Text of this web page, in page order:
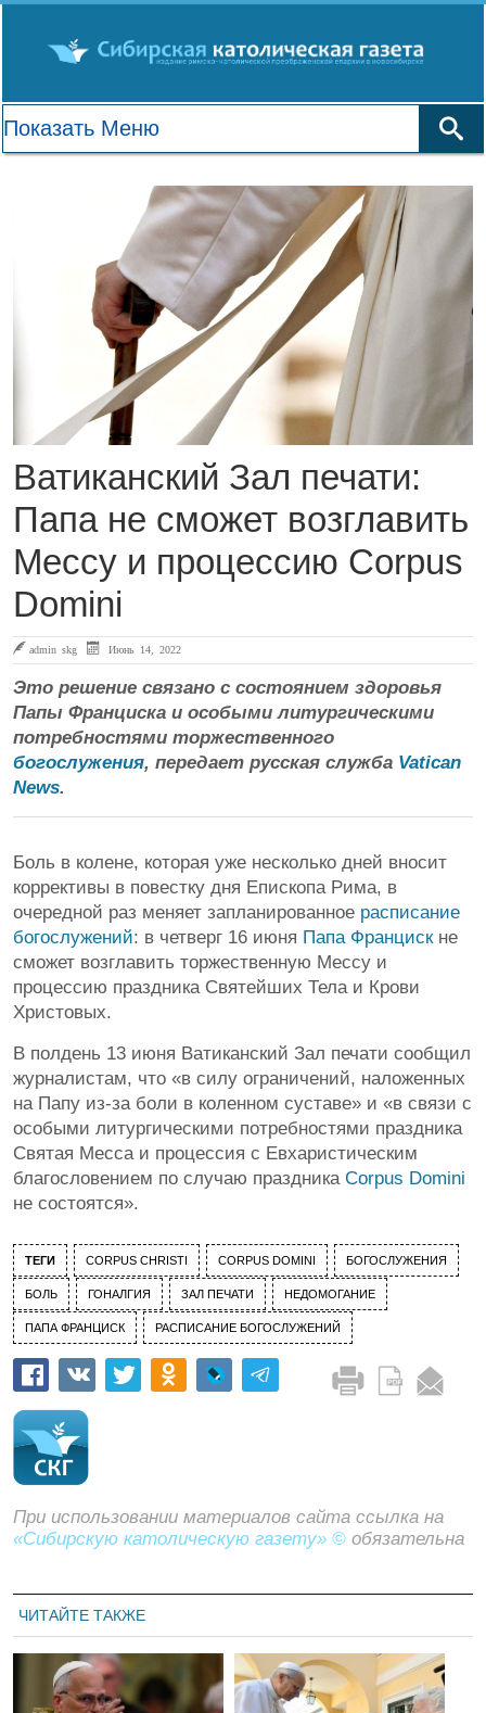
Ватиканский Зал печати:
Папа не сможет возглавить
Мессу и процессию Corpus
Domini
admin skg Июнь 14, 2022
Это решение связано с состоянием здоровья
Папы Франциска и особыми литургическими
потребностями торжественного
богослужения, передает русская служба Vatican
News.
Боль в колене, которая уже несколько дней вносит
коррективы в повестку дня Епископа Рима, в
очередной раз меняет запланированное расписание
богослужений: в четверг 16 июня Папа Францискне
сможет возглавить торжественную Мессу и
процессию праздника Святейших Тела и Крови
Христовых.
В полдень 13 июня Ватиканский Зал печати сообщил
журналистам, что «в силу ограничений, наложенных
на Папу из-за боли в коленном суставе» и «в связи с
особыми литургическими потребностями праздника
Святая Месса и процессия с Евхаристическим
благословением по случаю праздника Corpus Domini
не состоятся».
ТЕГИ CORPUS CHRISTI CORPUS DOMINI БОГОСЛУЖЕНИЯ
БОЛЬ ГОНАЛГИЯ ЗАЛ ПЕЧАТИ НЕДОМОГАНИЕ
ПАПА ФРАНЦИСК РАСПИСАНИЕ БОГОСЛУЖЕНИЙ
При использовании материалов сайта ссылка на
«Сибирскую католическую газету» © обязательна
ЧИТАЙТЕ ТАКЖЕ